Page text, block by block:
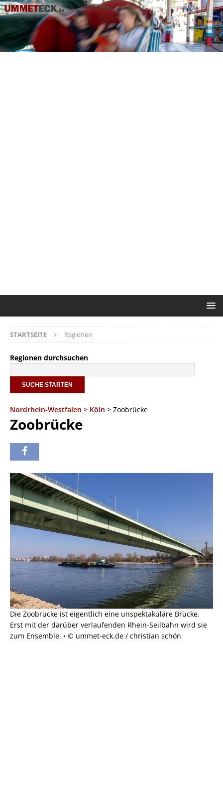
STARTSEITE Regionen
Regionen durchsuchen
Nordrhein-Westfalen > Köln > Zoobrücke
Zoobrücke
Die Zoobrücke ist eigentlich eine unspektakuläre Brücke.
Erst mit der darüber verlaufenden Rhein-Seilbahn wird sie
zum Ensemble. • © ummet-eck.de / christian schön